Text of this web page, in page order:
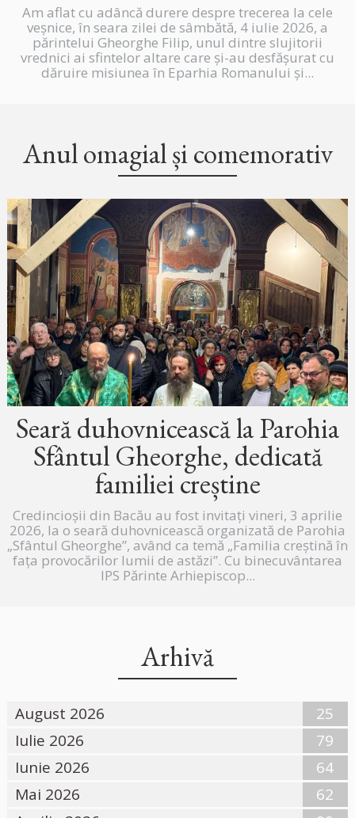
Am aflat cu adâncă durere despre trecerea la cele
veșnice, în seara zilei de sâmbătă, 4 iulie 2026, a
părintelui Gheorghe Filip, unul dintre slujitorii
vrednici ai sfintelor altare care și-au desfășurat cu
dăruire misiunea în Eparhia Romanului și...
Anul omagial și comemorativ
Seară duhovnicească la Parohia
Sfântul Gheorghe, dedicată
familiei creștine
Credincioșii din Bacău au fost invitați vineri, 3 aprilie
2026, la o seară duhovnicească organizată de Parohia
„Sfântul Gheorghe”, având ca temă „Familia creștină în
fața provocărilor lumii de astăzi”. Cu binecuvântarea
IPS Părinte Arhiepiscop...
Arhivă
August 2026
25
Iulie 2026
79
Iunie 2026
64
Mai 2026
62